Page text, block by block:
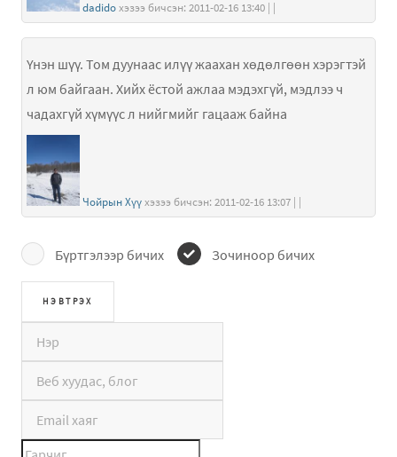
dadido хэзээ бичсэн: 2011-02-16 13:40 | |
Үнэн шүү. Том дуунаас илүү жаахан хөдөлгөөн хэрэгтэй
л юм байгаан. Хийх ёстой ажлаа мэдэхгүй, мэдлээ ч
чадахгүй хүмүүс л нийгмийг гацааж байна
Чойрын Хүү хэзээ бичсэн: 2011-02-16 13:07 | |
Бүртгэлээр бичих Зочиноор бичих